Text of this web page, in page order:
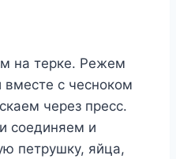
на терке. Режем
вместе с чесноком
через пресс.
соединяем и
петрушку, яйца,